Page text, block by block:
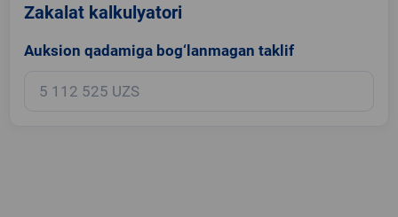
Zakalat kalkulyatori
Auksion qadamiga bog‘lanmagan taklif